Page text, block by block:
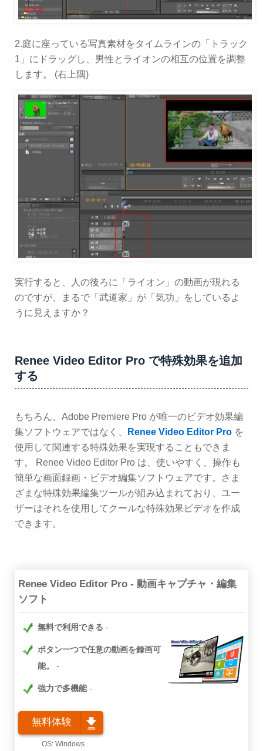
2.庭に座っている写真素材をタイムラインの「トラック
1」にドラッグし、男性とライオンの相互の位置を調整
します。 (右上隅)
実行すると、人の後ろに「ライオン」の動画が現れる
のですが、まるで「武道家」が「気功」をしているよ
うに見えますか？
Renee Video Editor Pro で特殊効果を追加
する
もちろん、Adobe Premiere Pro が唯一のビデオ効果編
集ソフトウェアではなく、
Renee Video Editor Pro を
使用して関連する特殊効果を実現することもできま
す。 Renee Video Editor Pro は、使いやすく、操作も
簡単な画面録画・ビデオ編集ソフトウェアです。さま
ざまな特殊効果編集ツールが組み込まれており、ユー
ザーはそれを使用してクールな特殊効果ビデオを作成
できます。
Renee Video Editor Pro - 動画キャプチャ・編集
ソフト
無料で利用できる
ボタン一つで任意の動画を録画可
能。
強力で多機能
無料体験